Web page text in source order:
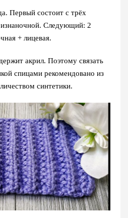
Первый состоит с трёх
Следующий: 2
+ лицевая.
акрил. Поэтому связать
спицами рекомендовано из
синтетики.